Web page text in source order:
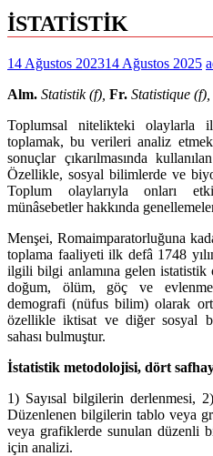
İSTATİSTİK
14 Ağustos 202314 Ağustos 2025
Alm. Statistik (f), Fr. Statistique (f),
Toplumsal nitelikteki olaylarla
toplamak, bu verileri analiz
sonuçlar çıkarılmasında
Özellikle, sosyal bilimlerde ve
Toplum olaylarıyla onları
münâsebetler hakkında
Menşei, Romaimparatorluğuna
toplama faaliyeti ilk defâ 1748
ilgili bilgi anlamına gelen istatistik
doğum, ölüm, göç ve
demografi (nüfus bilim) olarak
özellikle iktisat ve diğer sosyal
sahası bulmuştur.
İstatistik metodolojisi, dört
1) Sayısal bilgilerin derlenmesi,
Düzenlenen bilgilerin tablo veya
veya grafiklerde sunulan düzenli
için analizi.